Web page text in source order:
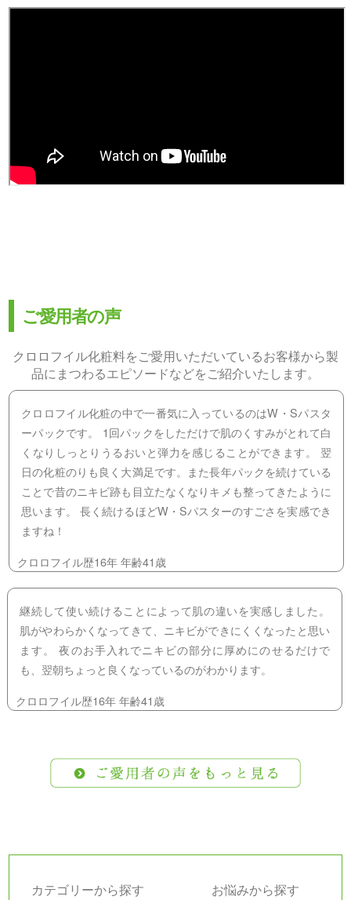
ご愛用者の声
クロロフイル化粧料をご愛用いただいているお客様から製
品にまつわるエピソードなどをご紹介いたします。
クロロフイル化粧の中で一番気に入っているのはW・Sパスタ
ーパックです。 1回パックをしただけで肌のくすみがとれて白
くなりしっとりうるおいと弾力を感じることができます。 翌
日の化粧のりも良く大満足です。また長年パックを続けている
ことで昔のニキビ跡も目立たなくなりキメも整ってきたように
思います。 長く続けるほどW・Sパスターのすごさを実感でき
ますね！
クロロフイル歴16年 年齢41歳
継続して使い続けることによって肌の違いを実感しました。
肌がやわらかくなってきて、ニキビができにくくなったと思い
ます。 夜のお手入れでニキビの部分に厚めにのせるだけで
も、翌朝ちょっと良くなっているのがわかります。
クロロフイル歴16年 年齢41歳
カテゴリーから探す お悩みから探す